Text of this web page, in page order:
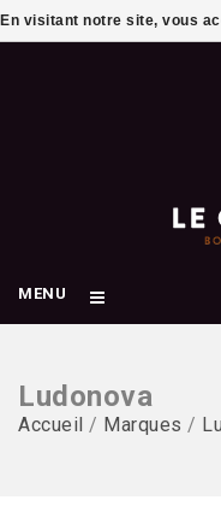
MENU
Ludonova
Accueil / Marques /
En visitant notre site, vous